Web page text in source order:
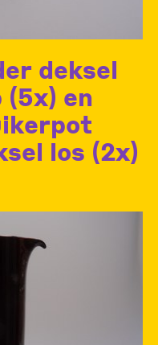
deksel
(5x) en
los (2x)